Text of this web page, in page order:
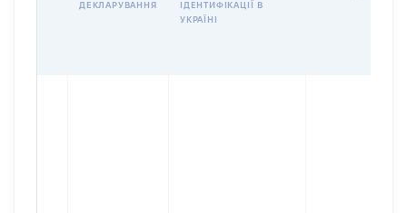
ДЕКЛАРУВАННЯ
ІДЕНТИФІКАЦІЇ В
УКРАЇНІ